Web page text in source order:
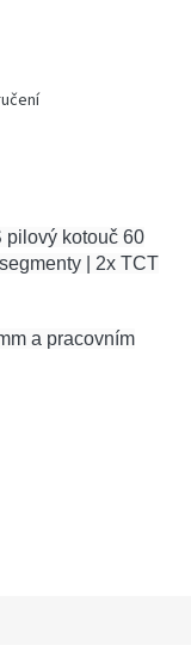
pilový kotouč 60
| 2x TCT
a pracovním